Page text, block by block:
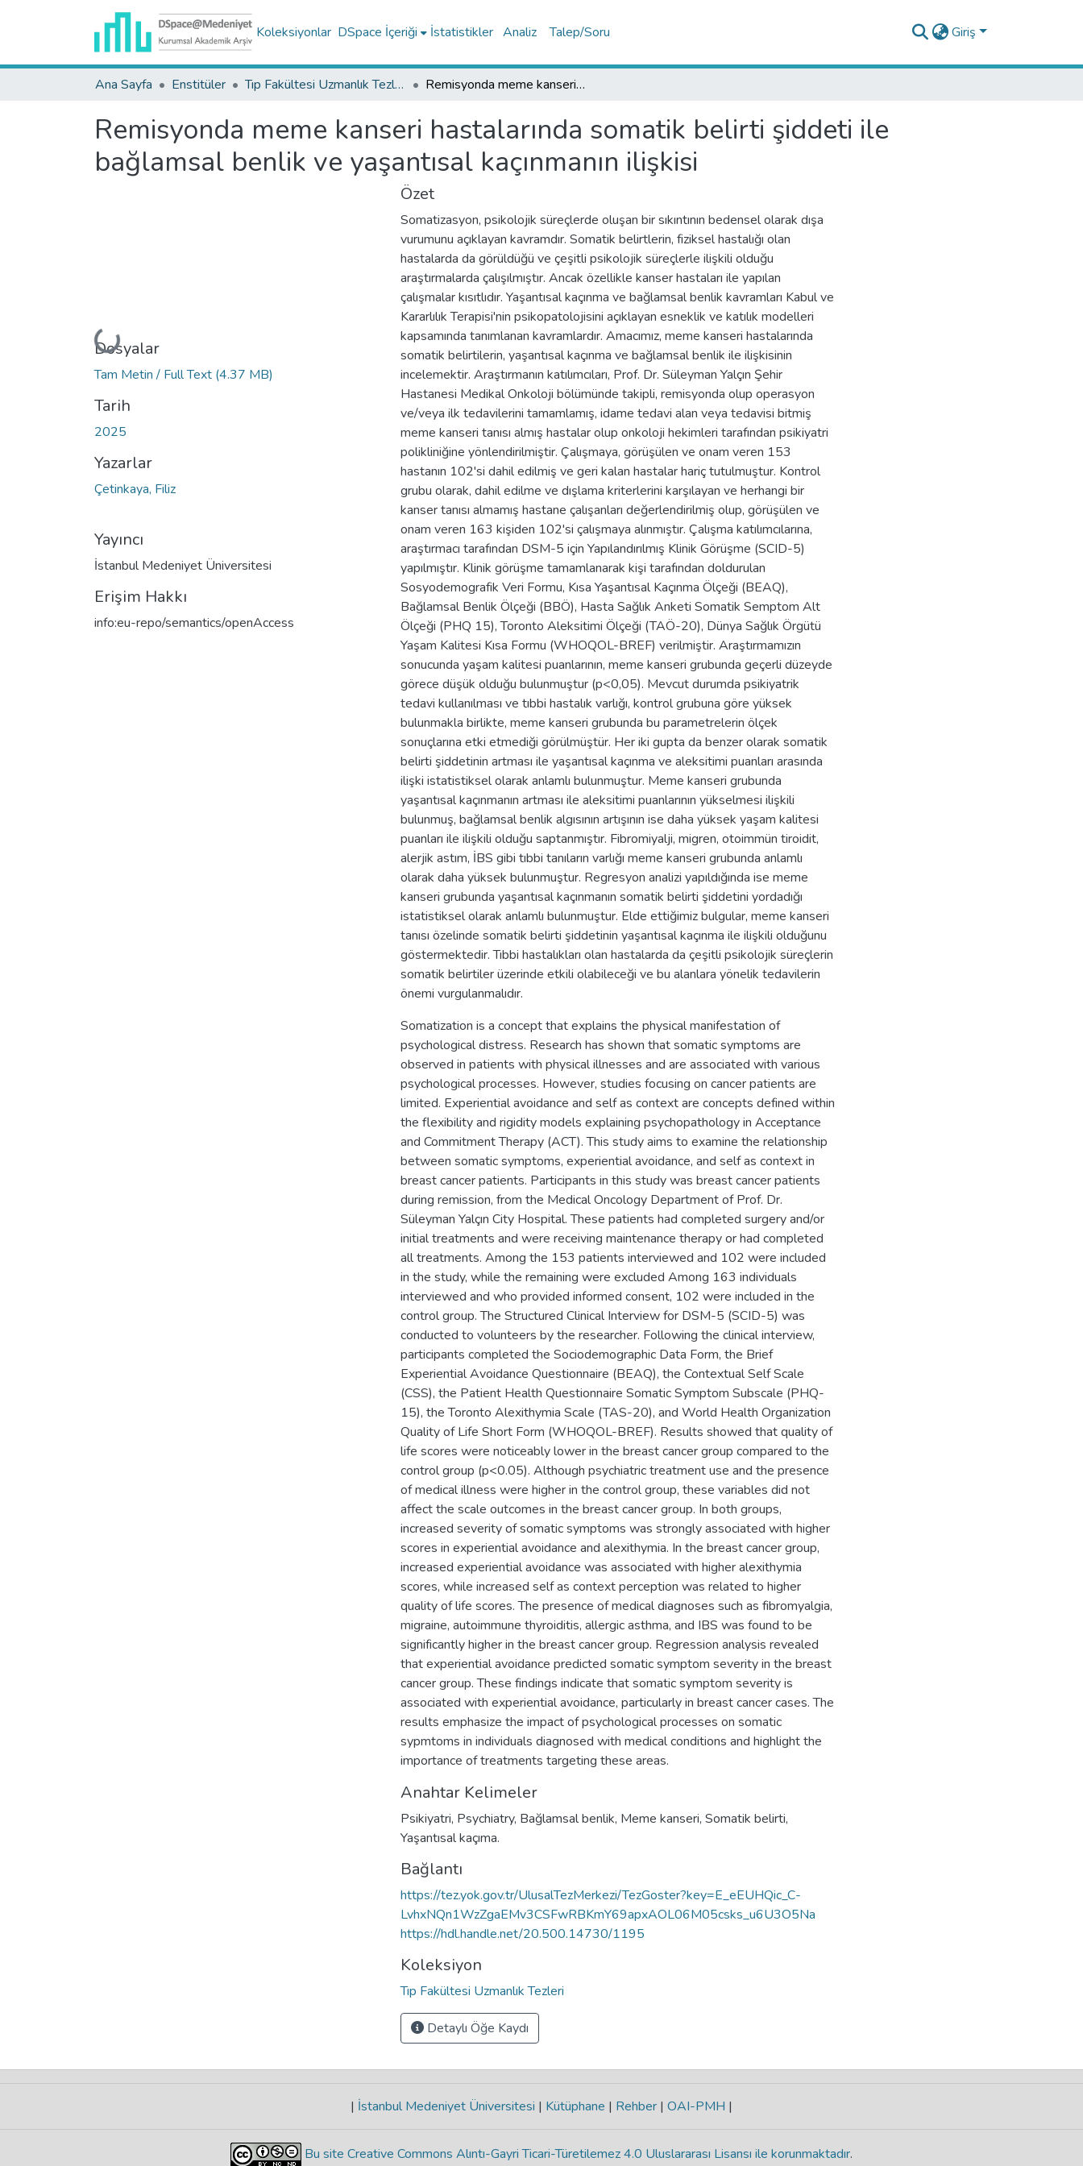
Koleksiyonlar DSpace İçeriği İstatistikler Analiz Talep/Soru Giriş
Ana Sayfa Enstitüler Tıp Fakültesi Uzmanlık Tezleri Remisyonda meme kanseri hastalarında somatik belirti şiddeti ile bağlamsal benlik ve yaşantısal kaçınmanın ilişkisi
Remisyonda meme kanseri hastalarında somatik belirti şiddeti ile
bağlamsal benlik ve yaşantısal kaçınmanın ilişkisi
Yükleniyor...
Dosyalar
Tam Metin / Full Text (4.37 MB)
Tarih
2025
Yazarlar
Çetinkaya, Filiz
Yayıncı
İstanbul Medeniyet Üniversitesi
Erişim Hakkı
info:eu-repo/semantics/openAccess
Özet
Somatizasyon, psikolojik süreçlerde oluşan bir sıkıntının bedensel olarak dışa
vurumunu açıklayan kavramdır. Somatik belirtlerin, fiziksel hastalığı olan
hastalarda da görüldüğü ve çeşitli psikolojik süreçlerle ilişkili olduğu
araştırmalarda çalışılmıştır. Ancak özellikle kanser hastaları ile yapılan
çalışmalar kısıtlıdır. Yaşantısal kaçınma ve bağlamsal benlik kavramları Kabul ve
Kararlılık Terapisi'nin psikopatolojisini açıklayan esneklik ve katılık modelleri
kapsamında tanımlanan kavramlardır. Amacımız, meme kanseri hastalarında
somatik belirtilerin, yaşantısal kaçınma ve bağlamsal benlik ile ilişkisinin
incelemektir. Araştırmanın katılımcıları, Prof. Dr. Süleyman Yalçın Şehir
Hastanesi Medikal Onkoloji bölümünde takipli, remisyonda olup operasyon
ve/veya ilk tedavilerini tamamlamış, idame tedavi alan veya tedavisi bitmiş
meme kanseri tanısı almış hastalar olup onkoloji hekimleri tarafından psikiyatri
polikliniğine yönlendirilmiştir. Çalışmaya, görüşülen ve onam veren 153
hastanın 102'si dahil edilmiş ve geri kalan hastalar hariç tutulmuştur. Kontrol
grubu olarak, dahil edilme ve dışlama kriterlerini karşılayan ve herhangi bir
kanser tanısı almamış hastane çalışanları değerlendirilmiş olup, görüşülen ve
onam veren 163 kişiden 102'si çalışmaya alınmıştır. Çalışma katılımcılarına,
araştırmacı tarafından DSM-5 için Yapılandırılmış Klinik Görüşme (SCID-5)
yapılmıştır. Klinik görüşme tamamlanarak kişi tarafından doldurulan
Sosyodemografik Veri Formu, Kısa Yaşantısal Kaçınma Ölçeği (BEAQ),
Bağlamsal Benlik Ölçeği (BBÖ), Hasta Sağlık Anketi Somatik Semptom Alt
Ölçeği (PHQ 15), Toronto Aleksitimi Ölçeği (TAÖ-20), Dünya Sağlık Örgütü
Yaşam Kalitesi Kısa Formu (WHOQOL-BREF) verilmiştir. Araştırmamızın
sonucunda yaşam kalitesi puanlarının, meme kanseri grubunda geçerli düzeyde
görece düşük olduğu bulunmuştur (p<0,05). Mevcut durumda psikiyatrik
tedavi kullanılması ve tıbbi hastalık varlığı, kontrol grubuna göre yüksek
bulunmakla birlikte, meme kanseri grubunda bu parametrelerin ölçek
sonuçlarına etki etmediği görülmüştür. Her iki gupta da benzer olarak somatik
belirti şiddetinin artması ile yaşantısal kaçınma ve aleksitimi puanları arasında
ilişki istatistiksel olarak anlamlı bulunmuştur. Meme kanseri grubunda
yaşantısal kaçınmanın artması ile aleksitimi puanlarının yükselmesi ilişkili
bulunmuş, bağlamsal benlik algısının artışının ise daha yüksek yaşam kalitesi
puanları ile ilişkili olduğu saptanmıştır. Fibromiyalji, migren, otoimmün tiroidit,
alerjik astım, İBS gibi tıbbi tanıların varlığı meme kanseri grubunda anlamlı
olarak daha yüksek bulunmuştur. Regresyon analizi yapıldığında ise meme
kanseri grubunda yaşantısal kaçınmanın somatik belirti şiddetini yordadığı
istatistiksel olarak anlamlı bulunmuştur. Elde ettiğimiz bulgular, meme kanseri
tanısı özelinde somatik belirti şiddetinin yaşantısal kaçınma ile ilişkili olduğunu
göstermektedir. Tıbbi hastalıkları olan hastalarda da çeşitli psikolojik süreçlerin
somatik belirtiler üzerinde etkili olabileceği ve bu alanlara yönelik tedavilerin
önemi vurgulanmalıdır.
Somatization is a concept that explains the physical manifestation of
psychological distress. Research has shown that somatic symptoms are
observed in patients with physical illnesses and are associated with various
psychological processes. However, studies focusing on cancer patients are
limited. Experiential avoidance and self as context are concepts defined within
the flexibility and rigidity models explaining psychopathology in Acceptance
and Commitment Therapy (ACT). This study aims to examine the relationship
between somatic symptoms, experiential avoidance, and self as context in
breast cancer patients. Participants in this study was breast cancer patients
during remission, from the Medical Oncology Department of Prof. Dr.
Süleyman Yalçın City Hospital. These patients had completed surgery and/or
initial treatments and were receiving maintenance therapy or had completed
all treatments. Among the 153 patients interviewed and 102 were included
in the study, while the remaining were excluded Among 163 individuals
interviewed and who provided informed consent, 102 were included in the
control group. The Structured Clinical Interview for DSM-5 (SCID-5) was
conducted to volunteers by the researcher. Following the clinical interview,
participants completed the Sociodemographic Data Form, the Brief
Experiential Avoidance Questionnaire (BEAQ), the Contextual Self Scale
(CSS), the Patient Health Questionnaire Somatic Symptom Subscale (PHQ-
15), the Toronto Alexithymia Scale (TAS-20), and World Health Organization
Quality of Life Short Form (WHOQOL-BREF). Results showed that quality of
life scores were noticeably lower in the breast cancer group compared to the
control group (p<0.05). Although psychiatric treatment use and the presence
of medical illness were higher in the control group, these variables did not
affect the scale outcomes in the breast cancer group. In both groups,
increased severity of somatic symptoms was strongly associated with higher
scores in experiential avoidance and alexithymia. In the breast cancer group,
increased experiential avoidance was associated with higher alexithymia
scores, while increased self as context perception was related to higher
quality of life scores. The presence of medical diagnoses such as fibromyalgia,
migraine, autoimmune thyroiditis, allergic asthma, and IBS was found to be
significantly higher in the breast cancer group. Regression analysis revealed
that experiential avoidance predicted somatic symptom severity in the breast
cancer group. These findings indicate that somatic symptom severity is
associated with experiential avoidance, particularly in breast cancer cases. The
results emphasize the impact of psychological processes on somatic
sypmtoms in individuals diagnosed with medical conditions and highlight the
importance of treatments targeting these areas.
Anahtar Kelimeler
Psikiyatri, Psychiatry, Bağlamsal benlik, Meme kanseri, Somatik belirti,
Yaşantısal kaçıma.
Bağlantı
https://tez.yok.gov.tr/UlusalTezMerkezi/TezGoster?key=E_eEUHQic_C-
LvhxNQn1WzZgaEMv3CSFwRBKmY69apxAOL06M05csks_u6U3O5Na
https://hdl.handle.net/20.500.14730/1195
Koleksiyon
Tıp Fakültesi Uzmanlık Tezleri
Detaylı Öğe Kaydı
| İstanbul Medeniyet Üniversitesi | Kütüphane | Rehber | OAI-PMH |
Bu site Creative Commons Alıntı-Gayri Ticari-Türetilemez 4.0 Uluslararası Lisansı ile korunmaktadır.